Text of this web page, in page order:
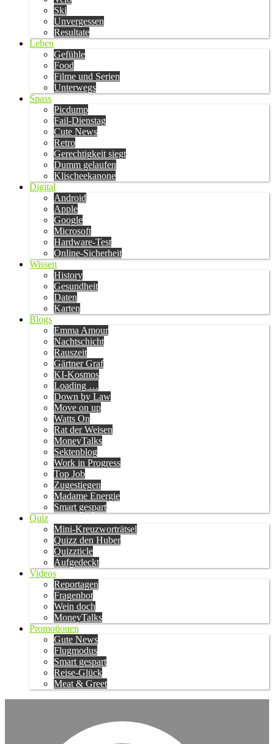
Ski
Unvergessen
Resultate
Leben
Gefühle
Food
Filme und Serien
Unterwegs
Spass
Picdump
Fail-Dienstag
Cute News
Retro
Gerechtigkeit siegt
Dumm gelaufen
Klischeekanone
Digital
Android
Apple
Google
Microsoft
Hardware-Test
Online-Sicherheit
Wissen
History
Gesundheit
Daten
Karten
Blogs
Emma Amour
Nachtschicht
Rauszeit
Gärtner Graf
KI-Kosmos
Loading …
Down by Law
Move on up
Watts On
Rat der Weisen
MoneyTalks
Sektenblog
Work in Progress
Top Job
Zugestiegen
Madame Energie
Smart gespart
Quiz
Mini-Kreuzworträtsel
Quizz den Huber
Quizzticle
Aufgedeckt
Videos
Reportagen
Fragenbot
Wein doch
MoneyTalks
Promotionen
Gute News
Flugmodus
Smart gespart
Reise-Glück
Meat & Greet